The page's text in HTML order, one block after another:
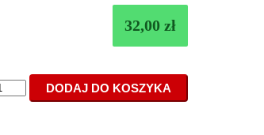
32,00 zł